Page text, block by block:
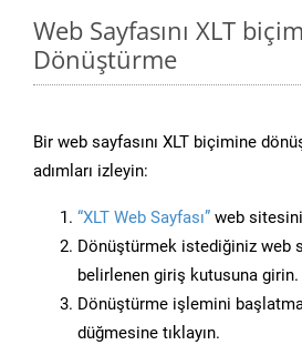
Web Sayfasını XLT
Dönüştürme
Bir web sayfasını XLT biçimine
adımları izleyin:
“XLT Web Sayfası” web
Dönüştürmek istediğiniz web
belirlenen giriş kutusuna girin.
Dönüştürme işlemini
düğmesine tıklayın.